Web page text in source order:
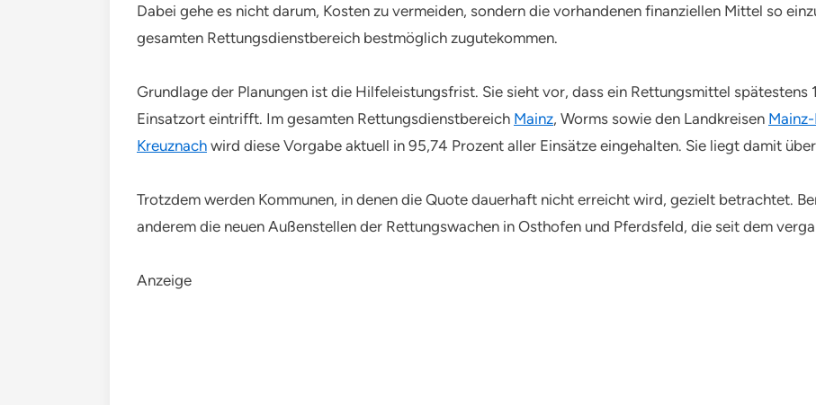
Dabei gehe es nicht darum, Kosten zu vermeiden, sondern die vorhandenen finanziellen Mittel so
gesamten Rettungsdienstbereich bestmöglich zugutekommen.
Grundlage der Planungen ist die Hilfeleistungsfrist. Sie sieht vor, dass ein Rettungsmittel spätestens
Einsatzort eintrifft. Im gesamten Rettungsdienstbereich Mainz, Worms sowie den Landkreisen
Kreuznach wird diese Vorgabe aktuell in 95,74 Prozent aller Einsätze eingehalten. Sie liegt damit
Trotzdem werden Kommunen, in denen die Quote dauerhaft nicht erreicht wird, gezielt betrachtet.
anderem die neuen Außenstellen der Rettungswachen in Osthofen und Pferdsfeld, die seit dem
Anzeige